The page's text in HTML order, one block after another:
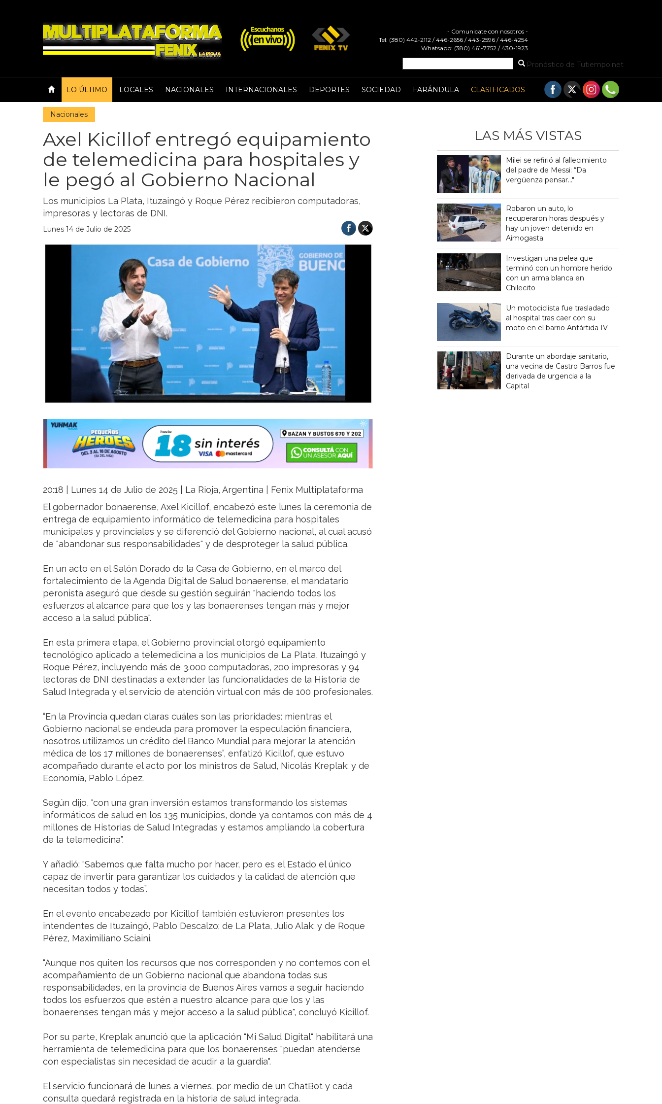
- Comunicate con nosotros -
Tel: (380) 442-2112 / 446-2656 / 443-2596 / 446-4254
Whatsapp: (380) 461-7752 / 430-1923
Pronóstico de Tutiempo.net
LO ÚLTIMO LOCALES NACIONALES INTERNACIONALES DEPORTES SOCIEDAD FARÁNDULA CLASIFICADOS
Nacionales
Axel Kicillof entregó equipamiento
de telemedicina para hospitales y
le pegó al Gobierno Nacional
Los municipios La Plata, Ituzaingó y Roque Pérez recibieron computadoras,
impresoras y lectoras de DNI.
Lunes 14 de Julio de 2025
20:18 | Lunes 14 de Julio de 2025 | La Rioja, Argentina | Fenix Multiplataforma
El gobernador bonaerense, Axel Kicillof, encabezó este lunes la ceremonia de
entrega de equipamiento informático de telemedicina para hospitales
municipales y provinciales y se diferenció del Gobierno nacional, al cual acusó
de "abandonar sus responsabilidades" y de desproteger la salud pública.
En un acto en el Salón Dorado de la Casa de Gobierno, en el marco del
fortalecimiento de la Agenda Digital de Salud bonaerense, el mandatario
peronista aseguró que desde su gestión seguirán "haciendo todos los
esfuerzos al alcance para que los y las bonaerenses tengan más y mejor
acceso a la salud pública".
En esta primera etapa, el Gobierno provincial otorgó equipamiento
tecnológico aplicado a telemedicina a los municipios de La Plata, Ituzaingó y
Roque Pérez, incluyendo más de 3.000 computadoras, 200 impresoras y 94
lectoras de DNI destinadas a extender las funcionalidades de la Historia de
Salud Integrada y el servicio de atención virtual con más de 100 profesionales.
“En la Provincia quedan claras cuáles son las prioridades: mientras el
Gobierno nacional se endeuda para promover la especulación financiera,
nosotros utilizamos un crédito del Banco Mundial para mejorar la atención
médica de los 17 millones de bonaerenses”, enfatizó Kicillof, que estuvo
acompañado durante el acto por los ministros de Salud, Nicolás Kreplak; y de
Economía, Pablo López.
Según dijo, "con una gran inversión estamos transformando los sistemas
informáticos de salud en los 135 municipios, donde ya contamos con más de 4
millones de Historias de Salud Integradas y estamos ampliando la cobertura
de la telemedicina”.
Y añadió: “Sabemos que falta mucho por hacer, pero es el Estado el único
capaz de invertir para garantizar los cuidados y la calidad de atención que
necesitan todos y todas”.
En el evento encabezado por Kicillof también estuvieron presentes los
intendentes de Ituzaingó, Pablo Descalzo; de La Plata, Julio Alak; y de Roque
Pérez, Maximiliano Sciaini.
“Aunque nos quiten los recursos que nos corresponden y no contemos con el
acompañamiento de un Gobierno nacional que abandona todas sus
responsabilidades, en la provincia de Buenos Aires vamos a seguir haciendo
todos los esfuerzos que estén a nuestro alcance para que los y las
bonaerenses tengan más y mejor acceso a la salud pública", concluyó Kicillof.
Por su parte, Kreplak anunció que la aplicación "Mi Salud Digital" habilitará una
herramienta de telemedicina para que los bonaerenses "puedan atenderse
con especialistas sin necesidad de acudir a la guardia".
El servicio funcionará de lunes a viernes, por medio de un ChatBot y cada
consulta quedará registrada en la historia de salud integrada.
LAS MÁS VISTAS
Milei se refirió al fallecimiento
del padre de Messi: “Da
vergüenza pensar..."
Robaron un auto, lo
recuperaron horas después y
hay un joven detenido en
Aimogasta
Investigan una pelea que
terminó con un hombre herido
con un arma blanca en
Chilecito
Un motociclista fue trasladado
al hospital tras caer con su
moto en el barrio Antártida IV
Durante un abordaje sanitario,
una vecina de Castro Barros fue
derivada de urgencia a la
Capital